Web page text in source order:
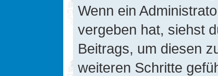
Wenn ein
vergeben hat, siehst
Beitrags, um diesen
weiteren Schritte